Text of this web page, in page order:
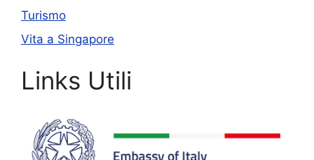
Turismo
Vita a Singapore
Links Utili